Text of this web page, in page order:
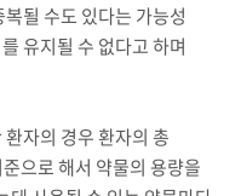
될 수도 있다는 가능성
유지될 수 없다고 하며
자의 경우 환자의 총
으로 해서 약물의 용량을